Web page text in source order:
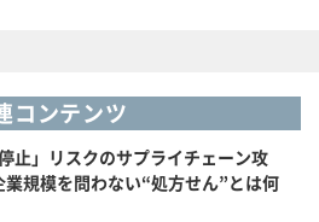
合同会社
会社
コンテンツ
停止」リスクのサプライチェーン攻
規模を問わない“処方せん”とは何